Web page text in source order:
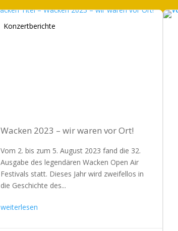
Konzertberichte
Wacken 2023 – wir waren vor Ort!
Vom 2. bis zum 5. August 2023 fand die 32.
Ausgabe des legendären Wacken Open Air
Festivals statt. Dieses Jahr wird zweifellos in
die Geschichte des...
weiterlesen